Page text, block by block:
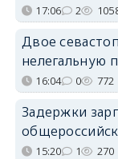
17:06 2
Двое
нелегальную
16:04 0 772
Задержки
15:20 1 270